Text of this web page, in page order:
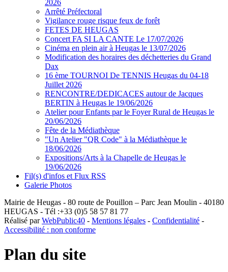
2026
Arrêté Préfectoral
Vigilance rouge risque feux de forêt
FETES DE HEUGAS
Concert FA SI LA CANTE Le 17/07/2026
Cinéma en plein air à Heugas le 13/07/2026
Modification des horaires des déchetteries du Grand
Dax
16 ème TOURNOI De TENNIS Heugas du 04-18
Juillet 2026
RENCONTRE/DEDICACES autour de Jacques
BERTIN à Heugas le 19/06/2026
Atelier pour Enfants par le Foyer Rural de Heugas le
20/06/2026
Fête de la Médiathèque
"Un Atelier "QR Code" à la Médiathèque le
18/06/2026
Expositions/Arts à la Chapelle de Heugas le
19/06/2026
Fil(s) d'infos et Flux RSS
Galerie Photos
Mairie de Heugas - 80 route de Pouillon – Parc Jean Moulin - 40180
HEUGAS - Tél :+33 (0)5 58 57 81 77
Réalisé parWebPublic40 - Mentions légales - Confidentialité -
Accessibilité : non conforme
Plan du site